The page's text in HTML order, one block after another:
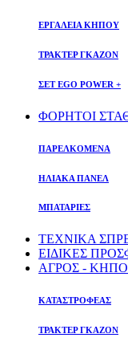
ΕΡΓΑΛΕΙΑ ΚΗΠΟΥ
ΤΡΑΚΤΕΡ ΓΚΑΖΟΝ
ΣΕΤ EGO POWER +
ΦΟΡΗΤΟΙ
ΠΑΡΕΛΚΟΜΕΝΑ
ΗΛΙΑΚΑ ΠΑΝΕΛ
ΜΠΑΤΑΡΙΕΣ
ΤΕΧΝΙΚΑ
ΕΙΔΙΚΕΣ
ΑΓΡΟΣ -
ΚΑΤΑΣΤΡΟΦΕΑΣ
ΤΡΑΚΤΕΡ ΓΚΑΖΟΝ